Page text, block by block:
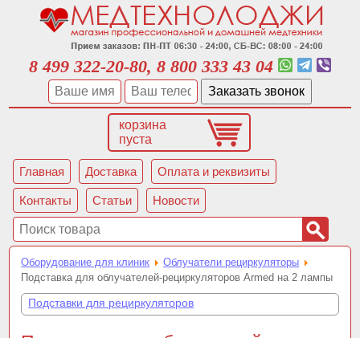
8 499 322-20-80, 8 800 333 43 04
корзина
пуста
Главная Доставка Оплата и реквизиты
Контакты Статьи Новости
Оборудование для клиник
Облучатели рециркуляторы
Подставка для облучателей-рециркуляторов Armed на 2 лампы
Подставки для рециркуляторов